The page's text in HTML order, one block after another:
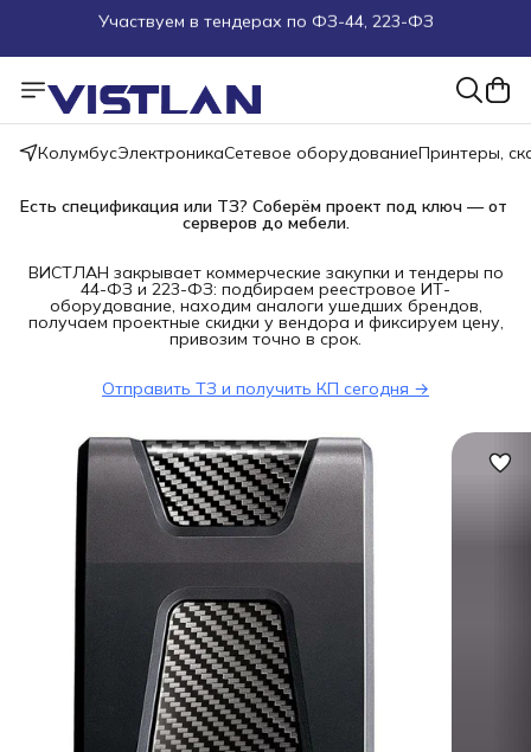
Пуско-наладочные работы
Пришлите запрос на e-mail или в чат
Более 100 000 позиций в наличии и под заказ
КолумбусЭлектроникаСетевое оборудованиеПринтеры,
Есть спецификация или ТЗ? Соберём проект под ключ — от
серверов до мебели.
ВИСТЛАН закрывает коммерческие закупки и тендеры по
44-ФЗ и 223-ФЗ: подбираем реестровое ИТ-
оборудование, находим аналоги ушедших брендов,
получаем проектные скидки у вендора и фиксируем цену,
привозим точно в срок.
Отправить ТЗ и получить КП сегодня →